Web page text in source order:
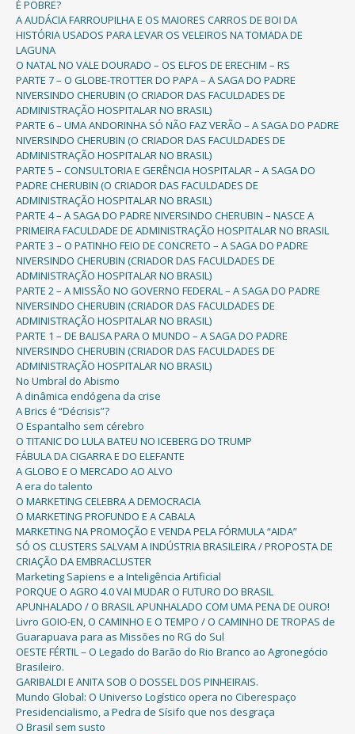
É POBRE?
A AUDÁCIA FARROUPILHA E OS MAIORES CARROS DE BOI DA
HISTÓRIA USADOS PARA LEVAR OS VELEIROS NA TOMADA DE
LAGUNA
O NATAL NO VALE DOURADO – OS ELFOS DE ERECHIM – RS
PARTE 7 – O GLOBE-TROTTER DO PAPA – A SAGA DO PADRE
NIVERSINDO CHERUBIN (O CRIADOR DAS FACULDADES DE
ADMINISTRAÇÃO HOSPITALAR NO BRASIL)
PARTE 6 – UMA ANDORINHA SÓ NÃO FAZ VERÃO – A SAGA DO PADRE
NIVERSINDO CHERUBIN (O CRIADOR DAS FACULDADES DE
ADMINISTRAÇÃO HOSPITALAR NO BRASIL)
PARTE 5 – CONSULTORIA E GERÊNCIA HOSPITALAR – A SAGA DO
PADRE CHERUBIN (O CRIADOR DAS FACULDADES DE
ADMINISTRAÇÃO HOSPITALAR NO BRASIL)
PARTE 4 – A SAGA DO PADRE NIVERSINDO CHERUBIN – NASCE A
PRIMEIRA FACULDADE DE ADMINISTRAÇÃO HOSPITALAR NO BRASIL
PARTE 3 – O PATINHO FEIO DE CONCRETO – A SAGA DO PADRE
NIVERSINDO CHERUBIN (CRIADOR DAS FACULDADES DE
ADMINISTRAÇÃO HOSPITALAR NO BRASIL)
PARTE 2 – A MISSÃO NO GOVERNO FEDERAL – A SAGA DO PADRE
NIVERSINDO CHERUBIN (CRIADOR DAS FACULDADES DE
ADMINISTRAÇÃO HOSPITALAR NO BRASIL)
PARTE 1 – DE BALISA PARA O MUNDO – A SAGA DO PADRE
NIVERSINDO CHERUBIN (CRIADOR DAS FACULDADES DE
ADMINISTRAÇÃO HOSPITALAR NO BRASIL)
No Umbral do Abismo
A dinâmica endógena da crise
A Brics é “Décrisis”?
O Espantalho sem cérebro
O TITANIC DO LULA BATEU NO ICEBERG DO TRUMP
FÁBULA DA CIGARRA E DO ELEFANTE
A GLOBO E O MERCADO AO ALVO
A era do talento
O MARKETING CELEBRA A DEMOCRACIA
O MARKETING PROFUNDO E A CABALA
MARKETING NA PROMOÇÃO E VENDA PELA FÓRMULA “AIDA”
SÓ OS CLUSTERS SALVAM A INDÚSTRIA BRASILEIRA / PROPOSTA DE
CRIAÇÃO DA EMBRACLUSTER
Marketing Sapiens e a Inteligência Artificial
PORQUE O AGRO 4.0 VAI MUDAR O FUTURO DO BRASIL
APUNHALADO / O BRASIL APUNHALADO COM UMA PENA DE OURO!
Livro GOIO-EN, O CAMINHO E O TEMPO / O CAMINHO DE TROPAS de
Guarapuava para as Missões no RG do Sul
OESTE FÉRTIL – O Legado do Barão do Rio Branco ao Agronegócio
Brasileiro.
GARIBALDI E ANITA SOB O DOSSEL DOS PINHEIRAIS.
Mundo Global: O Universo Logístico opera no Ciberespaço
Presidencialismo, a Pedra de Sísifo que nos desgraça
O Brasil sem susto